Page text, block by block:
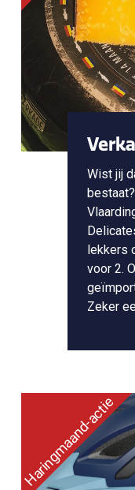
Wist jij
lekkers
voor 2.
Zeker
Haringmaand-actie